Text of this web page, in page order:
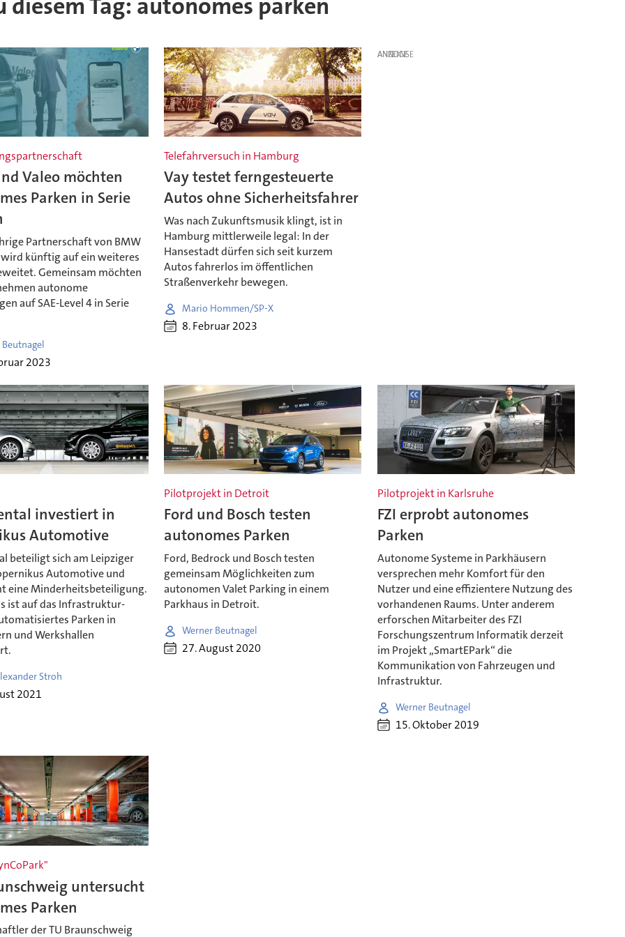
Tag: autonomes parken
Valeo möchten
Parken in Serie
Partnerschaft von BMW
künftig auf ein weiteres
Gemeinsam möchten
autonome
auf SAE-Level 4 in Serie
2023
Telefahrversuch in Hamburg
Vay testet ferngesteuerte
Autos ohne Sicherheitsfahrer
Was nach Zukunftsmusik klingt, ist in
Hamburg mittlerweile legal: In der
Hansestadt dürfen sich seit kurzem
Autos fahrerlos im öffentlichen
Straßenverkehr bewegen.
Mario Hommen/SP-X
8. Februar 2023
ANZEIGE
investiert in
Automotive
beteiligt sich am Leipziger
Automotive und
eine Minderheitsbeteiligung.
ist auf das Infrastruktur-
Parken in
und Werkshallen
Stroh
2021
Pilotprojekt in Detroit
Ford und Bosch testen
autonomes Parken
Ford, Bedrock und Bosch testen
gemeinsam Möglichkeiten zum
autonomen Valet Parking in einem
Parkhaus in Detroit.
Werner Beutnagel
27. August 2020
Pilotprojekt in Karlsruhe
FZI erprobt autonomes
Parken
Autonome Systeme in Parkhäusern
versprechen mehr Komfort für den
Nutzer und eine effizientere Nutzung des
vorhandenen Raums. Unter anderem
erforschen Mitarbeiter des FZI
Forschungszentrum Informatik derzeit
im Projekt „SmartEPark“ die
Kommunikation von Fahrzeugen und
Infrastruktur.
Werner Beutnagel
15. Oktober 2019
untersucht
Parken
der TU Braunschweig